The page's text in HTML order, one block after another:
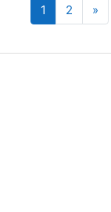
1 Lapa 1
2 Lapa 2
»